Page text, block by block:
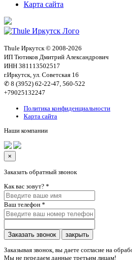
Карта сайта
Thule Иркутск © 2008-2026
ИП Тютиков Дмитрий Александрович
ИНН 381113502517
г.Иркутск, ул. Советская 16
✆ 8 (3952) 62-22-47, 560-522
+79025132247
Политика конфиденциальности
Карта сайта
Наши компании
×
Заказать обратный звонок
Как вас зовут? *
Ваш телефон *
Заказать звонок закрыть
Заказывая звонок, вы даете согласие на
Мы не передаем данные третьим лицам!